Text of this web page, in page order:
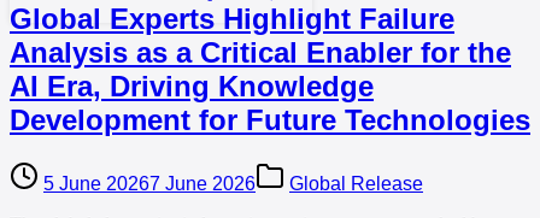
Global Experts Highlight Failure
Analysis as a Critical Enabler for the
AI Era, Driving Knowledge
Development for Future Technologies
5 June 20267 June 2026
Global Release